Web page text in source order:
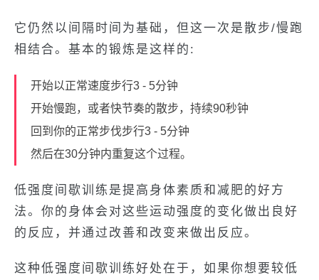
它仍然以间隔时间为基础，但这一次是散步/慢跑
相结合。基本的锻炼是这样的:
开始以正常速度步行3 - 5分钟
开始慢跑，或者快节奏的散步，持续90秒钟
回到你的正常步伐步行3 - 5分钟
然后在30分钟内重复这个过程。
低强度间歇训练是提高身体素质和减肥的好方
法。你的身体会对这些运动强度的变化做出良好
的反应，并通过改善和改变来做出反应。
这种低强度间歇训练好处在于，如果你想要较低